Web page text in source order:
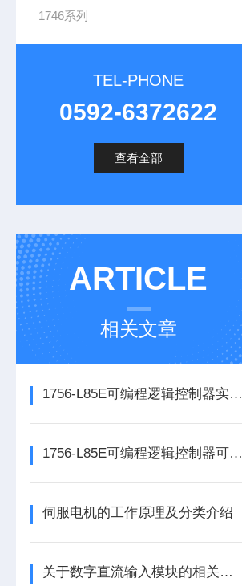
1746系列
TEL-PHONE
0592-6372622
查看全部
ARTICLE
相关文章
1756-L85E可编程逻辑控制器实操应用常见问题分析及解决方法探讨
1756-L85E可编程逻辑控制器可满足多行业自动化精准控制需求
伺服电机的工作原理及分类介绍
关于数字直流输入模块的相关介绍